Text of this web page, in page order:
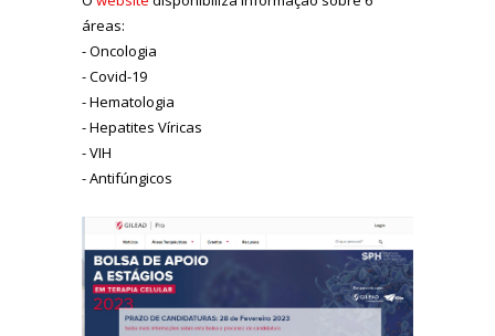
áreas:
- Oncologia
- Covid-19
- Hematologia
- Hepatites Víricas
- VIH
- Antifúngicos